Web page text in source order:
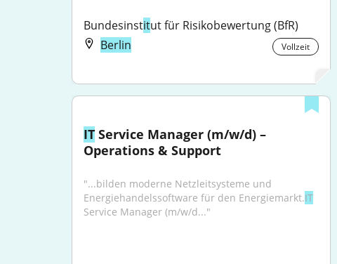
Bundesinstitut für Risikobewertung (BfR)
Berlin
Vollzeit
IT Service Manager (m/w/d) –
Operations & Support
"...bilden moderne Netzleitsysteme und
Energiehandelssoftware für den Energiemarkt.IT
Service Manager (m/w/d..."